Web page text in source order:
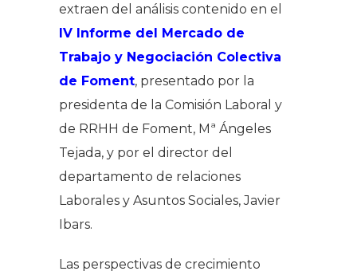
extraen del análisis contenido en el
IV Informe del Mercado de
Trabajo y Negociación Colectiva
de Foment, presentado por la
presidenta de la Comisión Laboral y
de RRHH de Foment, Mª Ángeles
Tejada, y por el director del
departamento de relaciones
Laborales y Asuntos Sociales, Javier
Ibars.
Las perspectivas de crecimiento